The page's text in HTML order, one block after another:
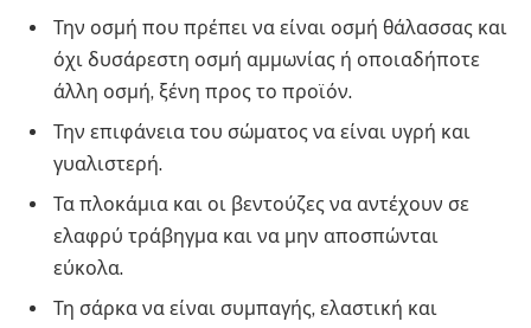
Την οσμή που πρέπει να είναι οσμή θάλασσας και
όχι δυσάρεστη οσμή αμμωνίας ή οποιαδήποτε
άλλη οσμή, ξένη προς το προϊόν.
Την επιφάνεια του σώματος να είναι υγρή και
γυαλιστερή.
Τα πλοκάμια και οι βεντούζες να αντέχουν σε
ελαφρύ τράβηγμα και να μην αποσπώνται
εύκολα.
Τη σάρκα να είναι συμπαγής, ελαστική και